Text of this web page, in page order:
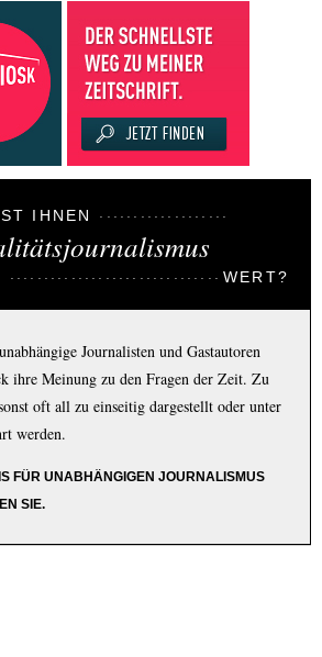
IHNEN
WERT?
Journalisten und Gastautoren
ihre Meinung zu den Fragen der Zeit. Zu
oft all zu einseitig dargestellt oder unter
werden.
FÜR UNABHÄNGIGEN JOURNALISMUS
SIE.